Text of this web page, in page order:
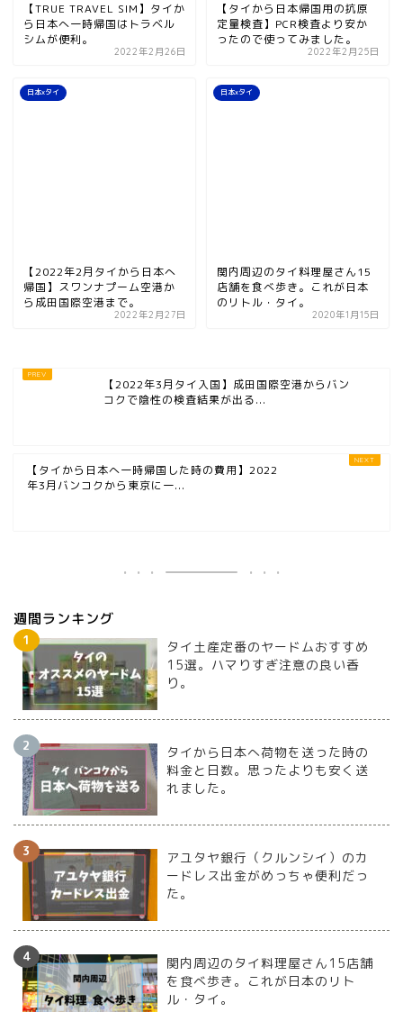
【TRUE TRAVEL SIM】タイか
ら日本へ一時帰国はトラベル
シムが便利。
2022年2月26日
【タイから日本帰国用の抗原
定量検査】PCR検査より安か
ったので使ってみました。
2022年2月25日
日本xタイ
【2022年2月タイから日本へ
帰国】スワンナプーム空港か
ら成田国際空港まで。
2022年2月27日
日本xタイ
関内周辺のタイ料理屋さん15
店舗を食べ歩き。これが日本
のリトル・タイ。
2020年1月15日
【2022年3月タイ入国】成田国際空港からバン
コクで陰性の検査結果が出る...
【タイから日本へ一時帰国した時の費用】2022
年3月バンコクから東京に一...
週間ランキング
タイ土産定番のヤードムおすすめ
15選。ハマりすぎ注意の良い香
り。
タイから日本へ荷物を送った時の
料金と日数。思ったよりも安く送
れました。
アユタヤ銀行（クルンシイ）のカ
ードレス出金がめっちゃ便利だっ
た。
関内周辺のタイ料理屋さん15店舗
を食べ歩き。これが日本のリト
ル・タイ。